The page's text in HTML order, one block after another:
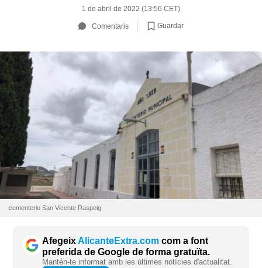
1 de abril de 2022 (13:56 CET)
Comentaris Guardar
cementerio San Vicente Raspeig
AfegeixAlicanteExtra.com com a font
preferida de Google de forma gratuïta.
Mantén-te informat amb les últimes notícies d'actualitat.